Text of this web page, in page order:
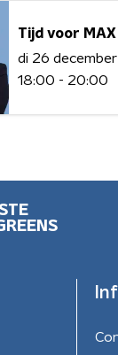
Tijd voor
di 26
18:00 - 20:00